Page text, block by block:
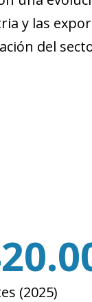
y las
del
(2025)